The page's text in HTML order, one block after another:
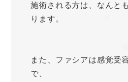
施術される方は、なんと
ります。
また、ファシアは感覚受
で、